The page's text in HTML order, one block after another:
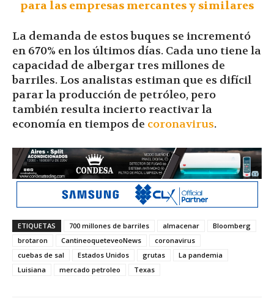
para las empresas mercantes y similares
La demanda de estos buques se incrementó
en 670% en los últimos días. Cada uno tiene la
capacidad de albergar tres millones de
barriles. Los analistas estiman que es difícil
parar la producción de petróleo, pero
también resulta incierto reactivar la
economía en tiempos de coronavirus.
ETIQUETAS 700 millones de barriles almacenar
Bloomberg
brotaron
CantineoqueteveoNews
coronavirus
cuebas de sal
Estados Unidos grutas
La pandemia
Luisiana
mercado petroleo Texas